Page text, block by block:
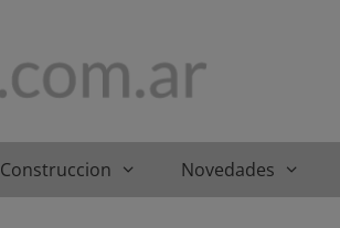
Construccion Novedades